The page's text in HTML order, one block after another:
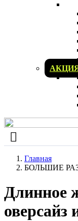
Главная
БОЛЬШИЕ
Длинное
оверсайз